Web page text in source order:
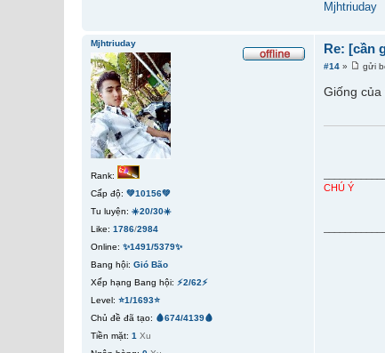
Mjhtriuday
Re: [cần
#14 » gửi
Giống của
CHÚ Ý
Mjhtriuday
Rank:
Cấp độ: 💚10156💚
Tu luyện: ☀️20/30☀️
Like: 1786/2984
Online: ✨1491/5379✨
Bang hội: Gió Bão
Xếp hạng Bang hội: ⚡2/62⚡
Level: ⭐1/1693⭐
Chủ đề đã tạo: 🩸674/4139🩸
Tiền mặt: 1 Xu